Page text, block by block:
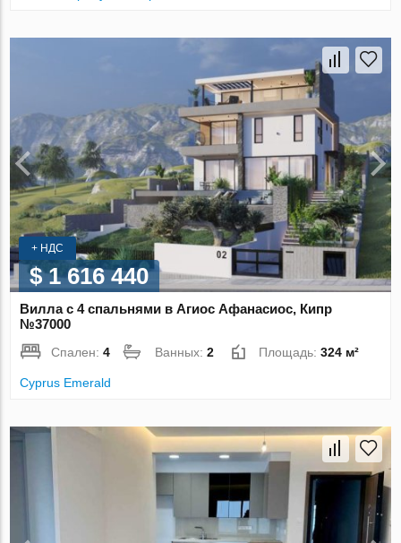
+ НДС
$ 1 616 440
Вилла с 4 спальнями в Агиос Афанасиос, Кипр
№37000
Спален:4 Ванных:2 Площадь:324 м²
Cyprus Emerald